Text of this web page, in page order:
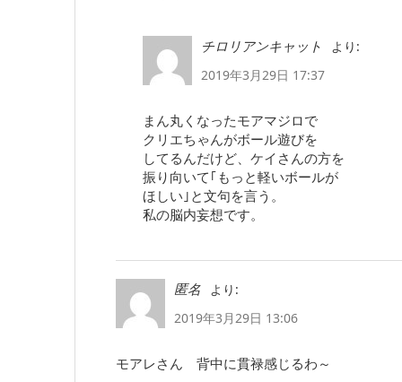
チロリアンキャット
より:
2019年3月29日 17:37
まん丸くなったモアマジロで
クリエちゃんがボール遊びを
してるんだけど、ケイさんの方を
振り向いて｢もっと軽いボールが
ほしい｣と文句を言う。
私の脳内妄想です。
匿名
より:
2019年3月29日 13:06
モアレさん 背中に貫禄感じるわ～